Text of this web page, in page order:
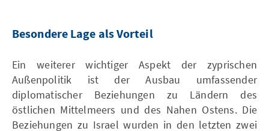
Besondere Lage als Vorteil
Ein weiterer wichtiger Aspekt der zyprischen
Außenpolitik ist der Ausbau umfassender
diplomatischer Beziehungen zu Ländern des
östlichen Mittelmeers und des Nahen Ostens. Die
Beziehungen zu Israel wurden in den letzten zwei